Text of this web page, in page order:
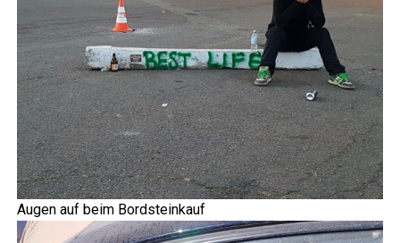
Augen auf beim Bordsteinkauf